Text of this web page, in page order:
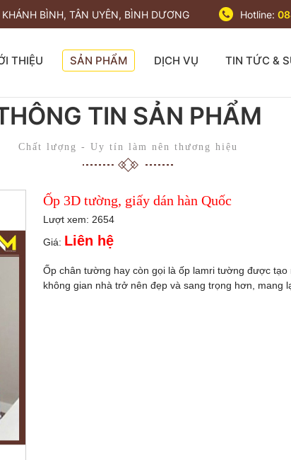
BÌNH, TÂN UYÊN, BÌNH DƯƠNG Hotline:
THIỆU SẢN PHẨM DỊCH VỤ TIN TỨC &
TIN SẢN PHẨM
Chất lượng - Uy tín làm nên thương hiệu
Ốp 3D tường, giấy dán hàn Quốc
Lượt xem: 2654
Giá: Liên hệ
Ốp chân tường hay còn gọi là ốp lamri tường được
không gian nhà trở nên đẹp và sang trọng hơn, mang